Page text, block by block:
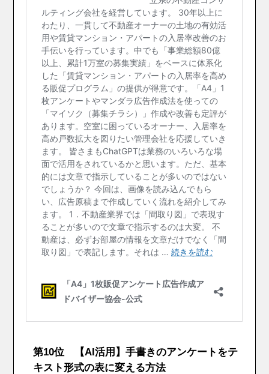
第10位 【AI活用】手書きのアンケートをテ
キスト形式の表に変える方法